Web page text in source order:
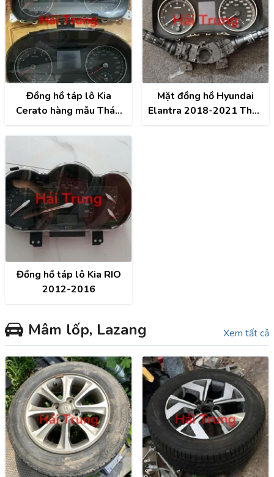
Đồng hồ táp lô Kia
Cerato hàng mẫu Tháo
Mặt đồng hồ Hyundai
Elantra 2018-2021 Tháo
Đồng hồ táp lô Kia RIO
2012-2016
Mâm lốp, Lazang Xem tất cả